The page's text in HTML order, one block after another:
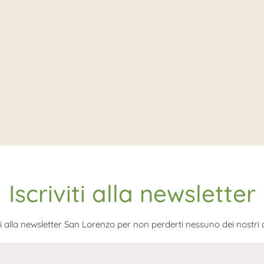
Iscriviti alla newsletter
alla newsletter San Lorenzo per non perderti nessuno dei nostri